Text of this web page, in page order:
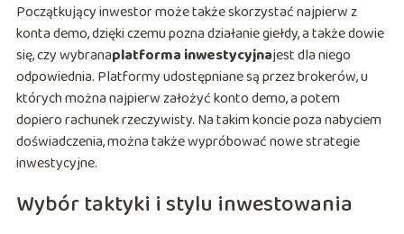
Początkujący inwestor może także skorzystać najpierw z
konta demo, dzięki czemu pozna działanie giełdy, a także dowie
się, czy wybranaplatforma inwestycyjnajest dla niego
odpowiednia. Platformy udostępniane są przez brokerów, u
których można najpierw założyć konto demo, a potem
dopiero rachunek rzeczywisty. Na takim koncie poza nabyciem
doświadczenia, można także wypróbować nowe strategie
inwestycyjne.
Wybór taktyki i stylu inwestowania